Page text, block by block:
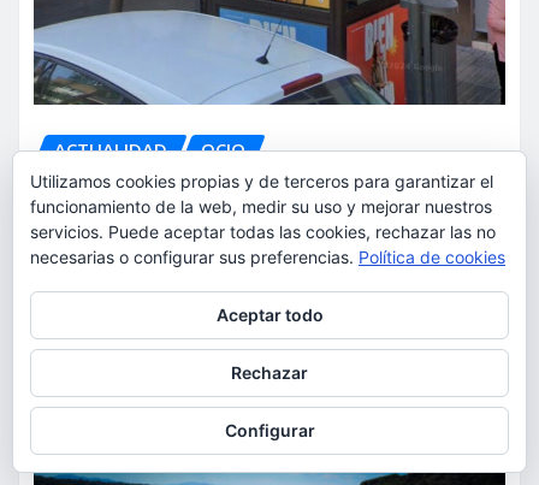
ACTUALIDAD OCIO
El Grupo Social ONCE reparte de
manera gratuita dos millones
de gafas seguras para ver el
eclipse total de sol del 12 de
agosto
Ago 5, 2026
Utilizamos cookies propias y de terceros para garantizar el
funcionamiento de la web, medir su uso y mejorar nuestros
servicios. Puede aceptar todas las cookies, rechazar las no
necesarias o configurar sus preferencias. Política de cookies
Aceptar todo
Rechazar
Configurar
Para obtener más información, incluido cómo gestionar las cookies,